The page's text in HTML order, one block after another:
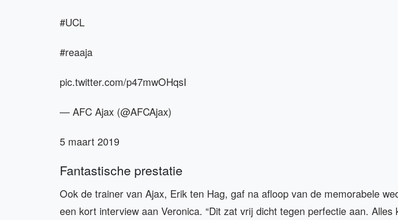
#UCL
#reaaja
pic.twitter.com/p47mwOHqsI
— AFC Ajax (@AFCAjax)
5 maart 2019
Fantastische prestatie
Ook de trainer van Ajax, Erik ten Hag, gaf na afloop van de memorabele
een kort interview aan Veronica. “Dit zat vrij dicht tegen perfectie aan. Alles